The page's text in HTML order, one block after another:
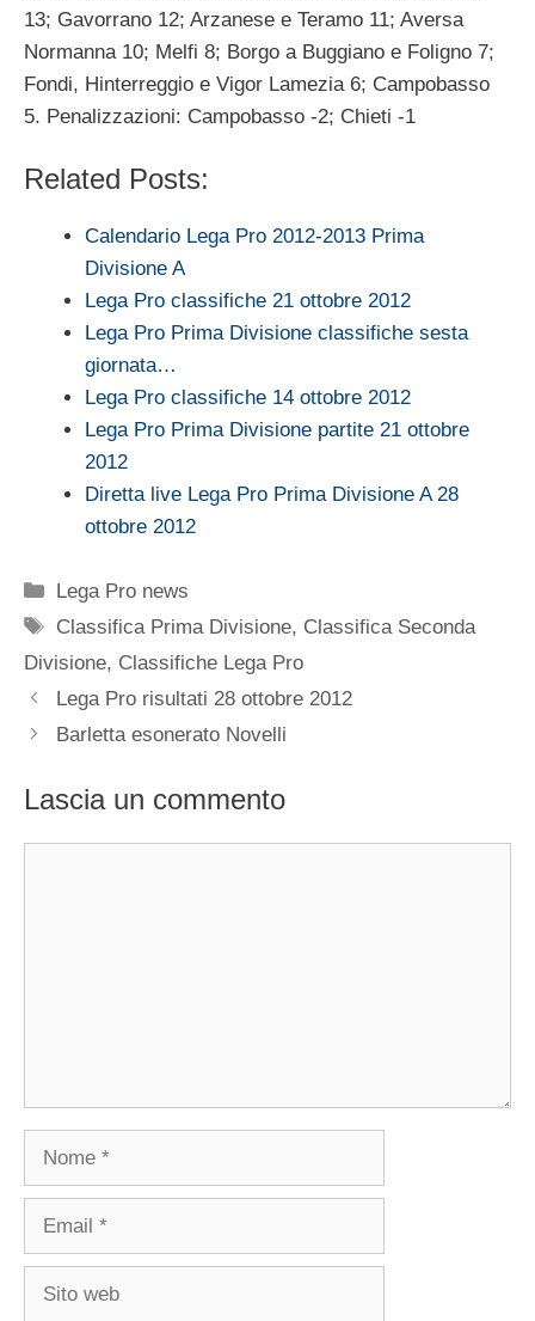
13; Gavorrano 12; Arzanese e Teramo 11; Aversa
Normanna 10; Melfi 8; Borgo a Buggiano e Foligno 7;
Fondi, Hinterreggio e Vigor Lamezia 6; Campobasso
5. Penalizzazioni: Campobasso -2; Chieti -1
Related Posts:
Calendario Lega Pro 2012-2013 Prima
Divisione A
Lega Pro classifiche 21 ottobre 2012
Lega Pro Prima Divisione classifiche sesta
giornata…
Lega Pro classifiche 14 ottobre 2012
Lega Pro Prima Divisione partite 21 ottobre
2012
Diretta live Lega Pro Prima Divisione A 28
ottobre 2012
Categorie
Lega Pro news
Tag
Classifica Prima Divisione, Classifica Seconda
Divisione, Classifiche Lega Pro
Lega Pro risultati 28 ottobre 2012
Barletta esonerato Novelli
Lascia un commento
Nome
Email
Sito